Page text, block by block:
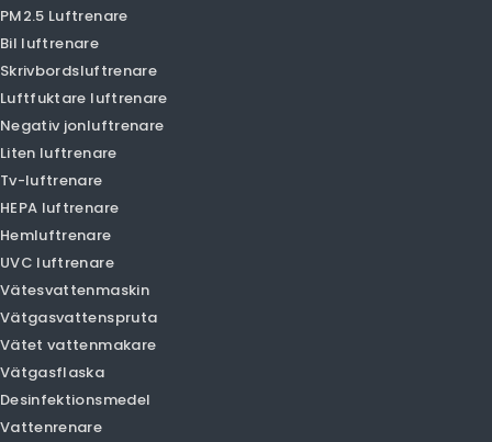
Olansi Person
Luftrenare
PM1.0 luftrenare
PM2.5 Luftrenare
Bil luftrenare
Luftfuktare luftrenare
Negativ jonluftrenare